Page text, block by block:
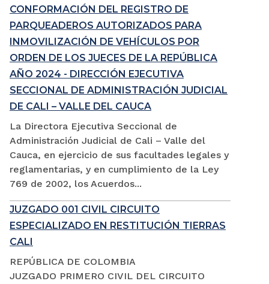
CONFORMACIÓN DEL REGISTRO DE
PARQUEADEROS AUTORIZADOS PARA
INMOVILIZACIÓN DE VEHÍCULOS POR
ORDEN DE LOS JUECES DE LA REPÚBLICA
AÑO 2024 - DIRECCIÓN EJECUTIVA
SECCIONAL DE ADMINISTRACIÓN JUDICIAL
DE CALI – VALLE DEL CAUCA
La Directora Ejecutiva Seccional de
Administración Judicial de Cali – Valle del
Cauca, en ejercicio de sus facultades legales y
reglamentarias, y en cumplimiento de la Ley
769 de 2002, los Acuerdos...
JUZGADO 001 CIVIL CIRCUITO
ESPECIALIZADO EN RESTITUCIÓN TIERRAS
CALI
REPÚBLICA DE COLOMBIA
JUZGADO PRIMERO CIVIL DEL CIRCUITO